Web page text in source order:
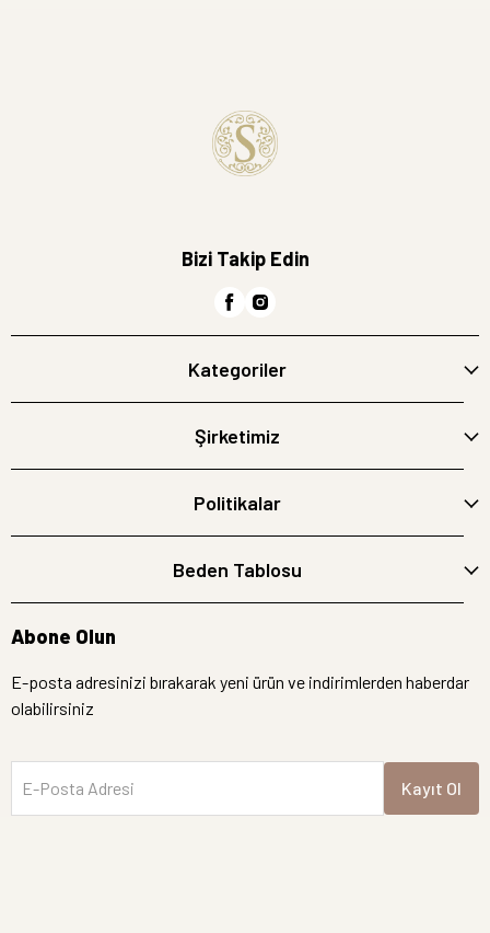
Bizi Takip Edin
Kategoriler
Şirketimiz
Politikalar
Beden Tablosu
Abone Olun
E-posta adresinizi bırakarak yeni ürün ve indirimlerden haberdar
olabilirsiniz
E-Posta Adresi Kayıt Ol